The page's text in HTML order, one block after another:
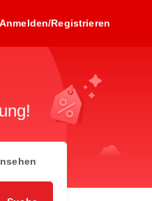
Anmelden/Registrieren